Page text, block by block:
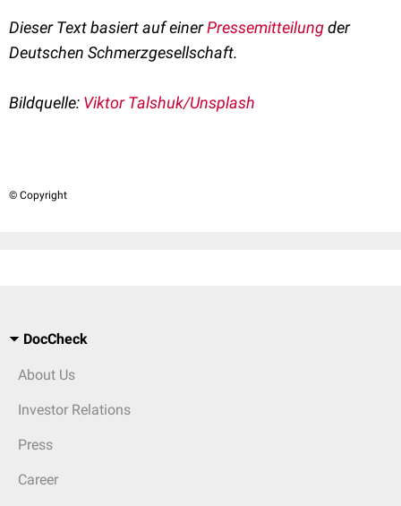
Dieser Text basiert auf einerPressemitteilungder
Deutschen Schmerzgesellschaft.
Bildquelle: Viktor Talshuk/Unsplash
© Copyright
DocCheck
About Us
Investor Relations
Press
Career